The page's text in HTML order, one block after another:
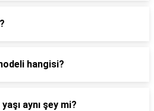
hangisi?
aynı şey mi?